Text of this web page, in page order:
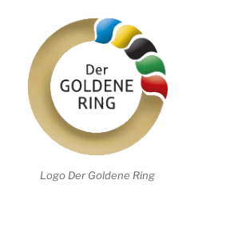
Logo Der Goldene Ring